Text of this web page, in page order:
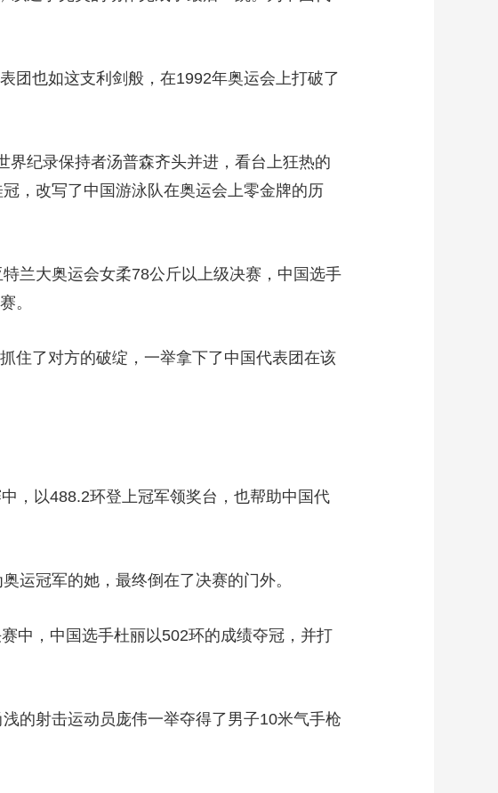
也如这支利剑般，在1992年奥运会上打破了
纪录保持者汤普森齐头并进，看台上狂热的
，改写了中国游泳队在奥运会上零金牌的历
大奥运会女柔78公斤以上级决赛，中国选手
。
了对方的破绽，一举拿下了中国代表团在该
以488.2环登上冠军领奖台，也帮助中国代
冠军的她，最终倒在了决赛的门外。
，中国选手杜丽以502环的成绩夺冠，并打
射击运动员庞伟一举夺得了男子10米气手枪